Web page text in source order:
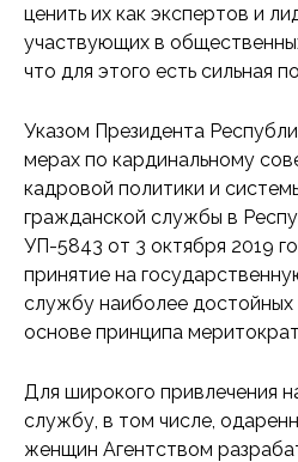
ценить их как экспертов и
участвующих в
что для этого есть сильная
Указом Президента
мерах по кардинальному
кадровой политики и
гражданской службы в
УП-5843 от 3 октября 2019
принятие на
службу наиболее достойных
основе принципа
Для широкого привлечения
службу, в том числе,
женщин Агентством